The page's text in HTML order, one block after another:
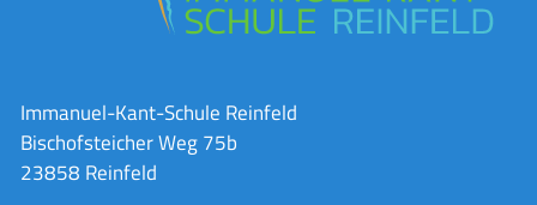
Immanuel-Kant-Schule Reinfeld
Bischofsteicher Weg 75b
23858 Reinfeld